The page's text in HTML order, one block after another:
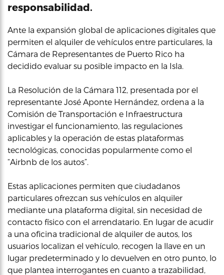
responsabilidad.
Ante la expansión global de aplicaciones digitales que
permiten el alquiler de vehículos entre particulares, la
Cámara de Representantes de Puerto Rico ha
decidido evaluar su posible impacto en la Isla.
La Resolución de la Cámara 112, presentada por el
representante José Aponte Hernández, ordena a la
Comisión de Transportación e Infraestructura
investigar el funcionamiento, las regulaciones
aplicables y la operación de estas plataformas
tecnológicas, conocidas popularmente como el
“Airbnb de los autos”.
Estas aplicaciones permiten que ciudadanos
particulares ofrezcan sus vehículos en alquiler
mediante una plataforma digital, sin necesidad de
contacto físico con el arrendatario. En lugar de acudir
a una oficina tradicional de alquiler de autos, los
usuarios localizan el vehículo, recogen la llave en un
lugar predeterminado y lo devuelven en otro punto, lo
que plantea interrogantes en cuanto a trazabilidad,